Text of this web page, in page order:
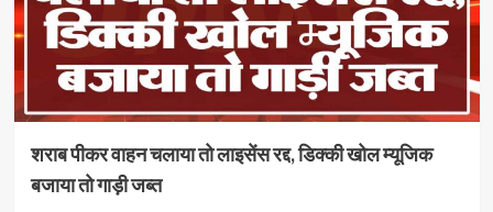
शराब पीकर वाहन चलाया तो लाइसेंस रद्द, डिक्की खोल म्यूजिक
बजाया तो गाड़ी जब्त